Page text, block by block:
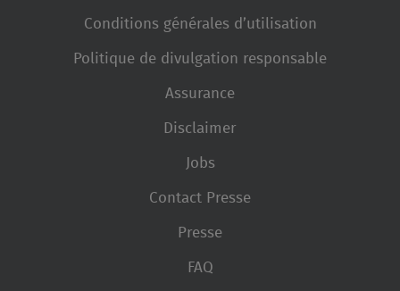
Conditions générales d’utilisation
Politique de divulgation responsable
Assurance
Disclaimer
Jobs
Contact Presse
Presse
FAQ